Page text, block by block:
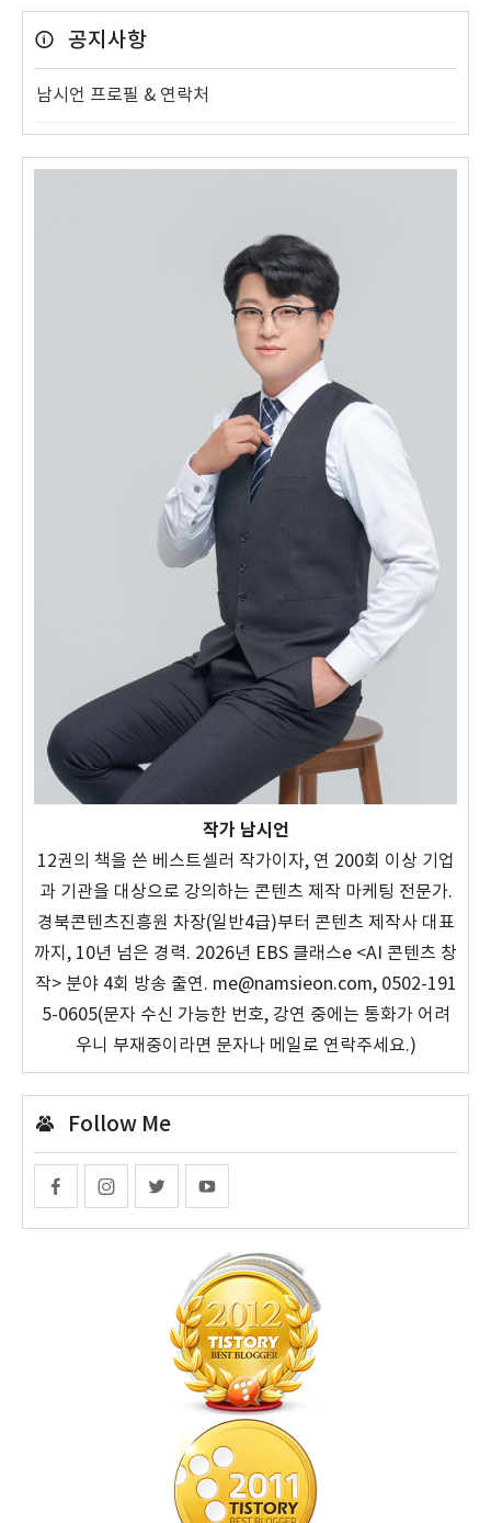
공지사항
남시언 프로필 & 연락처
작가 남시언
12권의 책을 쓴 베스트셀러 작가이자, 연 200회 이상 기업
과 기관을 대상으로 강의하는 콘텐츠 제작 마케팅 전문가.
경북콘텐츠진흥원 차장(일반4급)부터 콘텐츠 제작사 대표
까지, 10년 넘은 경력. 2026년 EBS 클래스e <AI 콘텐츠 창
작> 분야 4회 방송 출연. me@namsieon.com, 0502-191
5-0605(문자 수신 가능한 번호, 강연 중에는 통화가 어려
우니 부재중이라면 문자나 메일로 연락주세요.)
Follow Me